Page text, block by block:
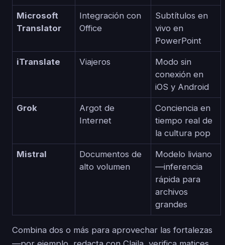
Microsoft
Translator
Integración con
Office
Subtítulos en
vivo en
PowerPoint
iTranslate Viajeros
Modo sin
conexión en
iOS y Android
Grok
Argot de
Internet
Conciencia en
tiempo real de
la cultura pop
Mistral
Documentos de
alto volumen
Modelo liviano
—inferencia
rápida para
archivos
grandes
Combina dos o más para aprovechar las fortalezas